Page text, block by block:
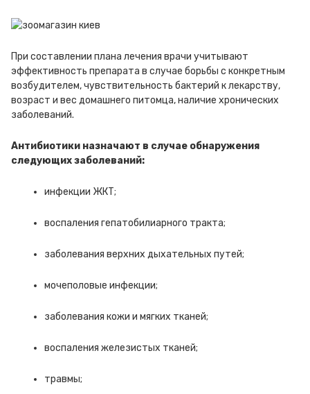
При составлении плана лечения врачи учитывают
эффективность препарата в случае борьбы с конкретным
возбудителем, чувствительность бактерий к лекарству,
возраст и вес домашнего питомца, наличие хронических
заболеваний.
Антибиотики назначают в случае обнаружения
следующих заболеваний:
инфекции ЖКТ;
воспаления гепатобилиарного тракта;
заболевания верхних дыхательных путей;
мочеполовые инфекции;
заболевания кожи и мягких тканей;
воспаления железистых тканей;
травмы;